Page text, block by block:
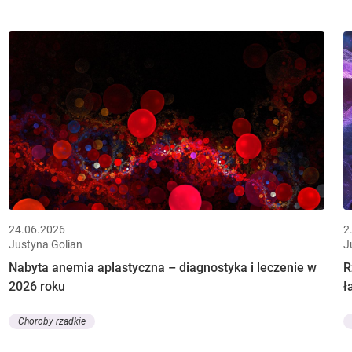
24.06.2026
Justyna Golian
Nabyta anemia aplastyczna – diagnostyka i leczenie w
2026 roku
Choroby rzadkie